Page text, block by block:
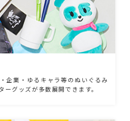
企業・ゆるキャラ等のぬいぐるみ
ーグッズが多数展開できます。